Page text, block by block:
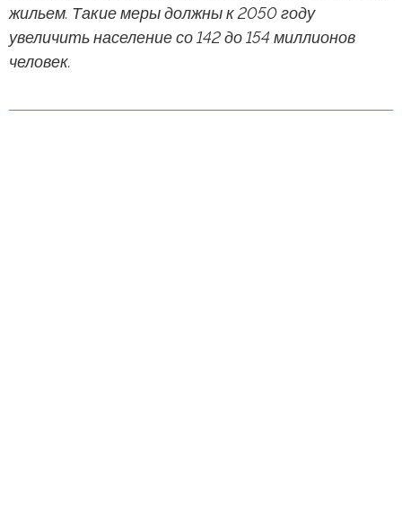
жильем. Такие меры должны к 2050 году
увеличить население со 142 до 154 миллионов
человек.